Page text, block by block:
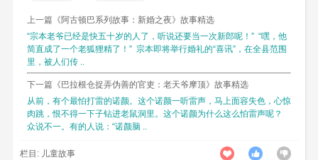
国王挺纳闷地问""阿凡提,你的衣服怎么没湿
呀 "。
您给我的马，真是了不起 ，你们走了以后，
它突然之间长翅膀 ，腾空而起 一眨眼儿就到家
了。
国王又吃惊,又羡慕。
下一次打猎,国王骑了阿凡提那匹老马,自己的
上一篇《阿古顿巴系列故事：新婚之夜》故事精选
“宗本老爷已经是快五十岁的人了，听说还要当一次新郎呢！” “嘿，他
简直成了一个老狐狸精了！” 宗本即将举行婚礼的“喜讯”，在全县范围
里，被人们传 ..
下一篇《巴拉根仓捉弄伪善的官吏：老天爷摩顶》故事精选
从前，有个最怕打雷的诺颜。这个诺颜一听雷声，马上面容失色，心惊
肉跳，恨不得一下子钻进老鼠洞里。这个诺颜为什么这么怕雷声呢？
众说不一。有的人说：“诺颜脑 ..
栏目: 儿童故事